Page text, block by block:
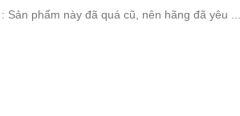
Sản phẩm này đã quá cũ, nên hãng đã yêu ...